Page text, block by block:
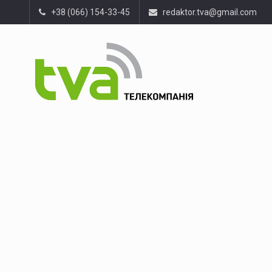
+38 (066) 154-33-45 redaktor.tva@gmail.com